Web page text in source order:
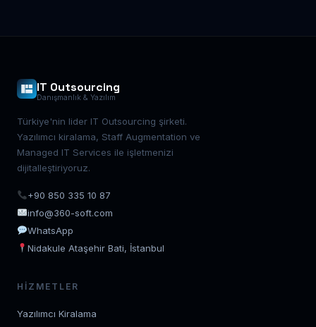
IT Outsourcing
Danışmanlık & Yazılım
Türkiye'nin lider IT Outsourcing şirketi.
Yazılımcı kiralama, Staff Augmentation ve
Managed IT Services ile işletmenizi
dijitalleştiriyoruz.
+90 850 335 10 87
info@360-soft.com
WhatsApp
Nidakule Ataşehir Bati, İstanbul
HIZMETLER
Yazılımcı Kiralama